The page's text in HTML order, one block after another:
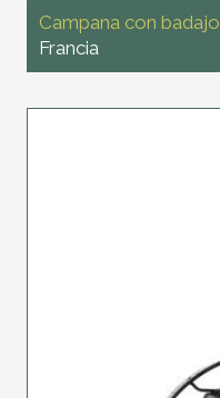
Campana con badajo
Francia